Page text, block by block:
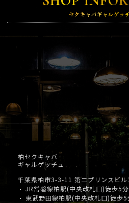
セクキャバギャルゲッ
柏セクキャバ
ギャルゲッチュ
千葉県柏市3-3-11 第二プリンスビル
・ JR常磐線柏駅(中央改札口)徒歩
・
東武野田線柏駅(中央改札口)徒